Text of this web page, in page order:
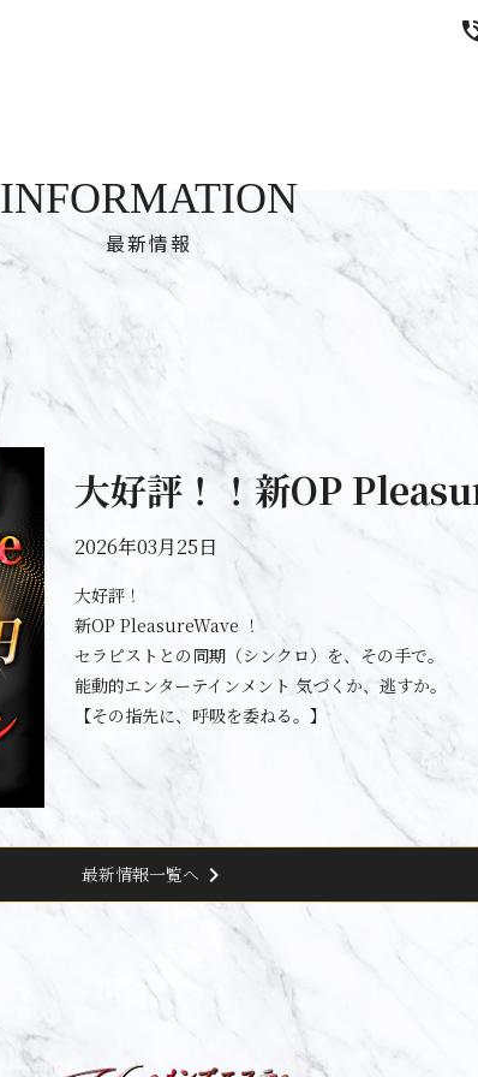
最新情報
INFORMATION
大好評！！新OP
2026年03月25日
大好評！
新OP PleasureWave ！
セラピストとの同期（シンクロ）を、その手で。
能動的エンターテインメント 気づくか、逃すか。
【その指先に、呼吸を委ねる。】
最新情報一覧へ chevron_right